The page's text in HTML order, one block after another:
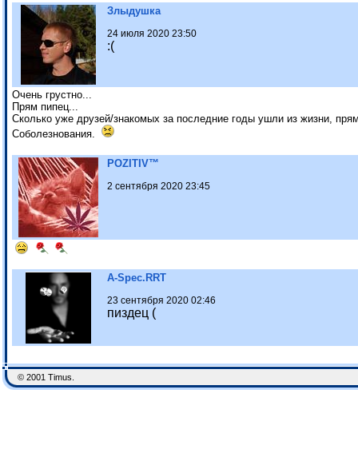
Злыдушка
24 июля 2020 23:50
:(
Очень грустно...
Прям пипец...
Сколько уже друзей/знакомых за последние годы ушли из жизни,
Соболезнования.
POZITIV™
2 сентября 2020 23:45
A-Spec.RRT
23 сентября 2020 02:46
пиздец (
© 2001 Timus.